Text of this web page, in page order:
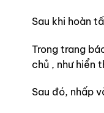
Sau khi hoàn
Trong trang
chủ , như hiển
Sau đó, nhấp